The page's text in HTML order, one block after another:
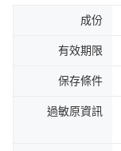
成份
有效期限
保存條件
過敏原資訊